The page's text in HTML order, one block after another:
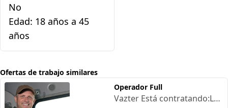
No
Edad: 18 años a 45
años
Ofertas de trabajo similares
Operador Full
Vazter Está contratando:Lugar de trabajo Progreso, YucatánRequisitos:-Licenciatura tipo E (vigente o internacional)-Mínimo 2 años de experiencia en hidrocarburos-Baja en pemexOfrecen:-Prestaciones de ley-Sueldo competitivo-Bono de viaje